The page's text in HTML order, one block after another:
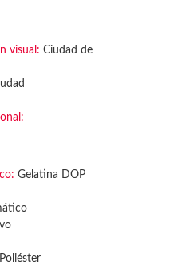
visual: Ciudad de
Gelatina DOP
Poliéster